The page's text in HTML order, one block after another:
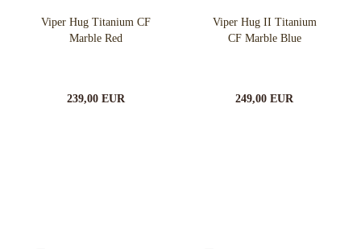
Viper Hug Titanium CF
Marble Red
239,00 EUR
Viper Hug II Titanium
CF Marble Blue
249,00 EUR